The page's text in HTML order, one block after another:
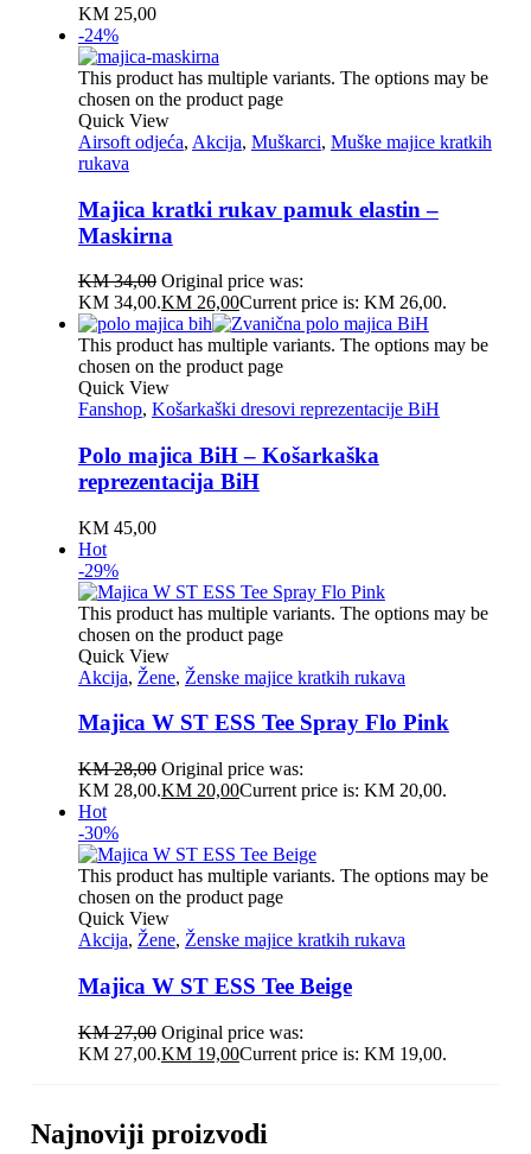
KM25,00
-24%
This product has multiple variants. The options may be
chosen on the product page
Quick View
Airsoft odjeća, Akcija, Muškarci, Muške majice kratkih
rukava
Majica kratki rukav pamuk elastin –
Maskirna
KM34,00 Original price was:
KM 34,00.KM26,00Current price is: KM 26,00.
This product has multiple variants. The options may be
chosen on the product page
Quick View
Fanshop, Košarkaški dresovi reprezentacije BiH
Polo majica BiH – Košarkaška
reprezentacija BiH
KM45,00
Hot
-29%
This product has multiple variants. The options may be
chosen on the product page
Quick View
Akcija, Žene, Ženske majice kratkih rukava
Majica W ST ESS Tee Spray Flo Pink
KM28,00 Original price was:
KM 28,00.KM20,00Current price is: KM 20,00.
Hot
-30%
This product has multiple variants. The options may be
chosen on the product page
Quick View
Akcija, Žene, Ženske majice kratkih rukava
Majica W ST ESS Tee Beige
KM27,00 Original price was:
KM 27,00.KM19,00Current price is: KM 19,00.
Najnoviji proizvodi